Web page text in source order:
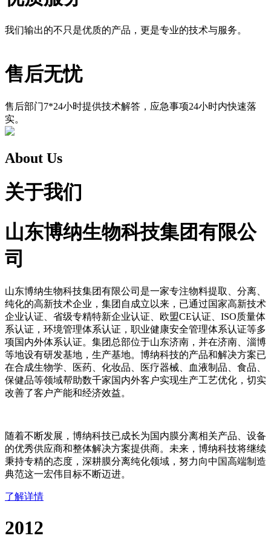
我们输出的不只是优质的产品，更是专业的技术与服务。
售后无忧
售后部门7*24小时提供技术解答，应急事项24小时内快速落
实。
About Us
关于我们
山东博纳生物科技集团有限公
司
山东博纳生物科技集团有限公司是一家专注物料提取、分离、
纯化的高新技术企业，集团自成立以来，已通过国家高新技术
企业认证、省级专精特新企业认证、欧盟CE认证、ISO质量体
系认证，环境管理体系认证，职业健康安全管理体系认证等多
项国内外体系认证。集团总部位于山东济南，并在济南、淄博
等地设有研发基地，生产基地。博纳科技的产品和解决方案已
在合成生物学、医药、化妆品、医疗器械、血液制品、食品、
保健品等领域帮助数千家国内外客户实现生产工艺优化，切实
改善了客户产能和经济效益。
随着不断发展，博纳科技已成长为国内膜分离相关产品、设备
的优秀供应商和整体解决方案提供商。未来，博纳科技将继续
秉持专精的态度，深耕膜分离纯化领域，努力向中国高端制造
典范这一宏伟目标不断迈进。
了解详情
2012